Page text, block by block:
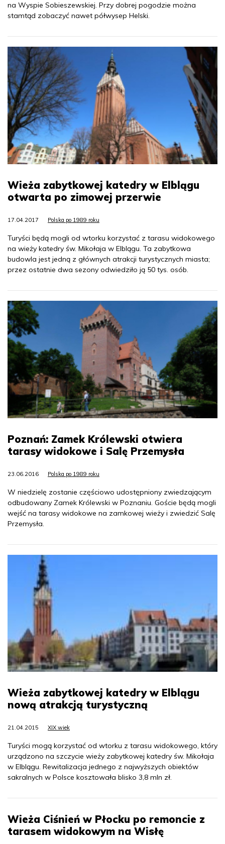
na Wyspie Sobieszewskiej. Przy dobrej pogodzie można
stamtąd zobaczyć nawet półwysep Helski.
Wieża zabytkowej katedry w Elblągu
otwarta po zimowej przerwie
17.04.2017 Polska po 1989 roku
Turyści będą mogli od wtorku korzystać z tarasu widokowego
na wieży katedry św. Mikołaja w Elblągu. Ta zabytkowa
budowla jest jedną z głównych atrakcji turystycznych miasta;
przez ostatnie dwa sezony odwiedziło ją 50 tys. osób.
Poznań: Zamek Królewski otwiera
tarasy widokowe i Salę Przemysła
23.06.2016 Polska po 1989 roku
W niedzielę zostanie częściowo udostępniony zwiedzającym
odbudowany Zamek Królewski w Poznaniu. Goście będą mogli
wejść na tarasy widokowe na zamkowej wieży i zwiedzić Salę
Przemysła.
Wieża zabytkowej katedry w Elblągu
nową atrakcją turystyczną
21.04.2015 XIX wiek
Turyści mogą korzystać od wtorku z tarasu widokowego, który
urządzono na szczycie wieży zabytkowej katedry św. Mikołaja
w Elblągu. Rewitalizacja jednego z najwyższych obiektów
sakralnych w Polsce kosztowała blisko 3,8 mln zł.
Wieża Ciśnień w Płocku po remoncie z
tarasem widokowym na Wisłę